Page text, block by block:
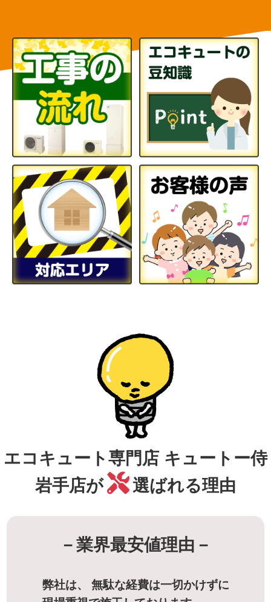
エコキュート専門店 キュートー侍
岩手店が
選ばれる理由
－業界最安値理由－
弊社は、 無駄な経費は一切かけずに